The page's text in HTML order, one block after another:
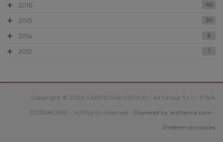
2016 40
2015 20
2014 6
2012 1
Copyright © 2026 CARPIGIANI GROUP - Ali Group S.r.l. - P.IVA
13239980967 - All Rights Reserved - Powered by antherica.com -
Preferenze cookies